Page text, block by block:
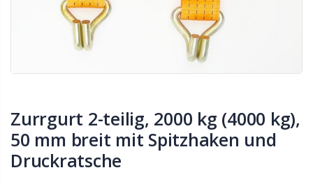
Zurrgurt 2-teilig, 2000 kg (4000 kg),
50 mm breit mit Spitzhaken und
Druckratsche